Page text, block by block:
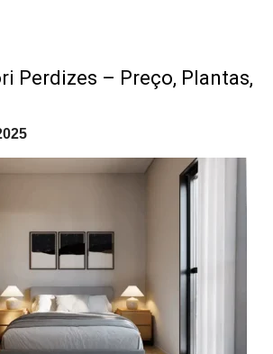
Perdizes – Preço, Plantas,